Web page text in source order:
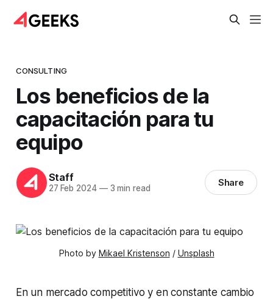
CONSULTING
Los beneficios de la
capacitación para tu
equipo
Staff
27 Feb 2024 —3 min read Share
Photo by Mikael Kristenson / Unsplash
En un mercado competitivo y en constante cambio